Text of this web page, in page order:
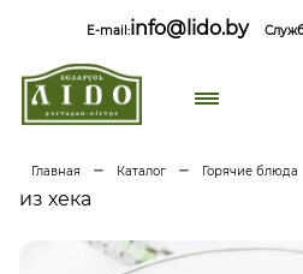
E-mail:info@lido.by
Главная – Каталог – Горячие блюда
из хека